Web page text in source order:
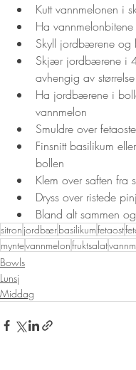
Kutt vannmelonen i
Ha
Skyll jordbærene og
Skjær jordbærene i
avhengig av størrelse
Ha jordbærene i
vannmelon
Smuldre over
Finsnitt basilikum
bollen
Klem over saften fra
Dryss over ristede
Bland alt sammen
sitron jordbærbasilikumfetaost
myntevannmelonfruktsalat
Bowls
Lunsj
Middag